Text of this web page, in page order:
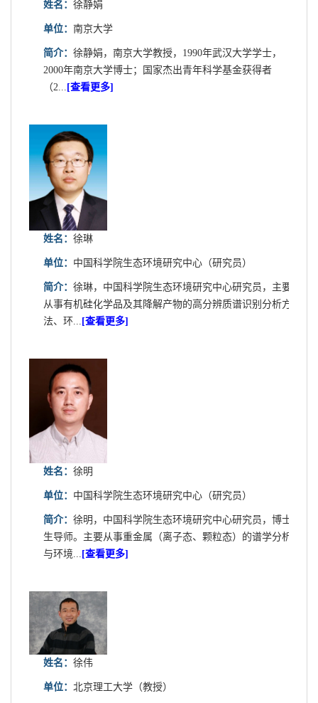
姓名： 徐静娟
单位： 南京大学
简介： 徐静娟，南京大学教授，1990年武汉大学学士，
2000年南京大学博士；国家杰出青年科学基金获得者
（2... [查看更多]
姓名： 徐琳
单位： 中国科学院生态环境研究中心（研究员）
简介： 徐琳，中国科学院生态环境研究中心研究员，主要
从事有机硅化学品及其降解产物的高分辨质谱识别分析方
法、环... [查看更多]
姓名： 徐明
单位： 中国科学院生态环境研究中心（研究员）
简介： 徐明，中国科学院生态环境研究中心研究员，博士
生导师。主要从事重金属（离子态、颗粒态）的谱学分析
与环境...
[查看更多]
姓名： 徐伟
单位： 北京理工大学（教授）